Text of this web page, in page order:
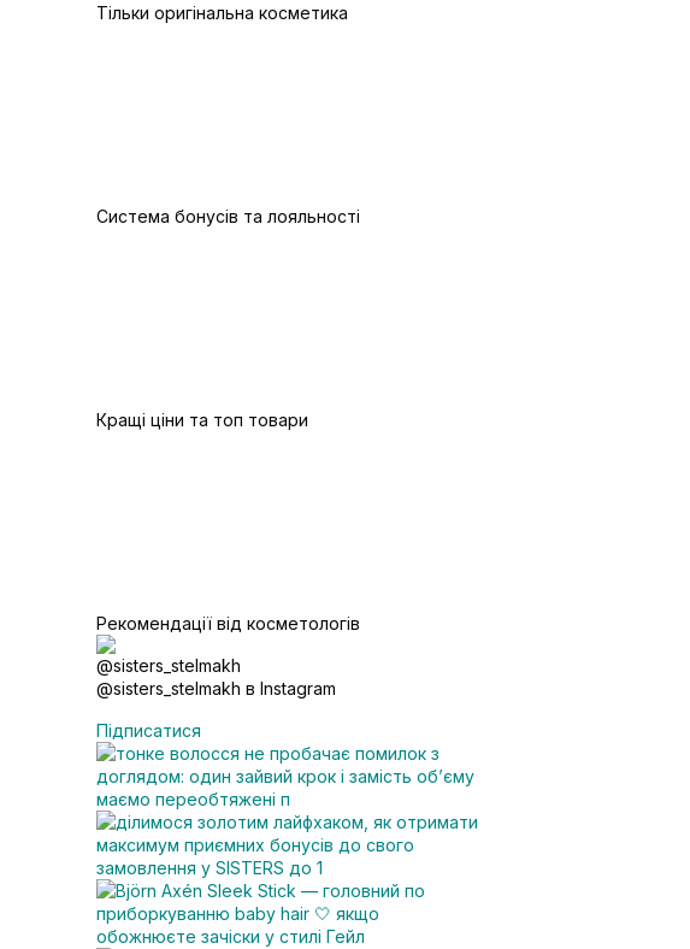
Тільки оригінальна косметика
Система бонусів та лояльності
Кращі ціни та топ товари
Рекомендації від косметологів
@sisters_stelmakh в Instagram
Підписатися